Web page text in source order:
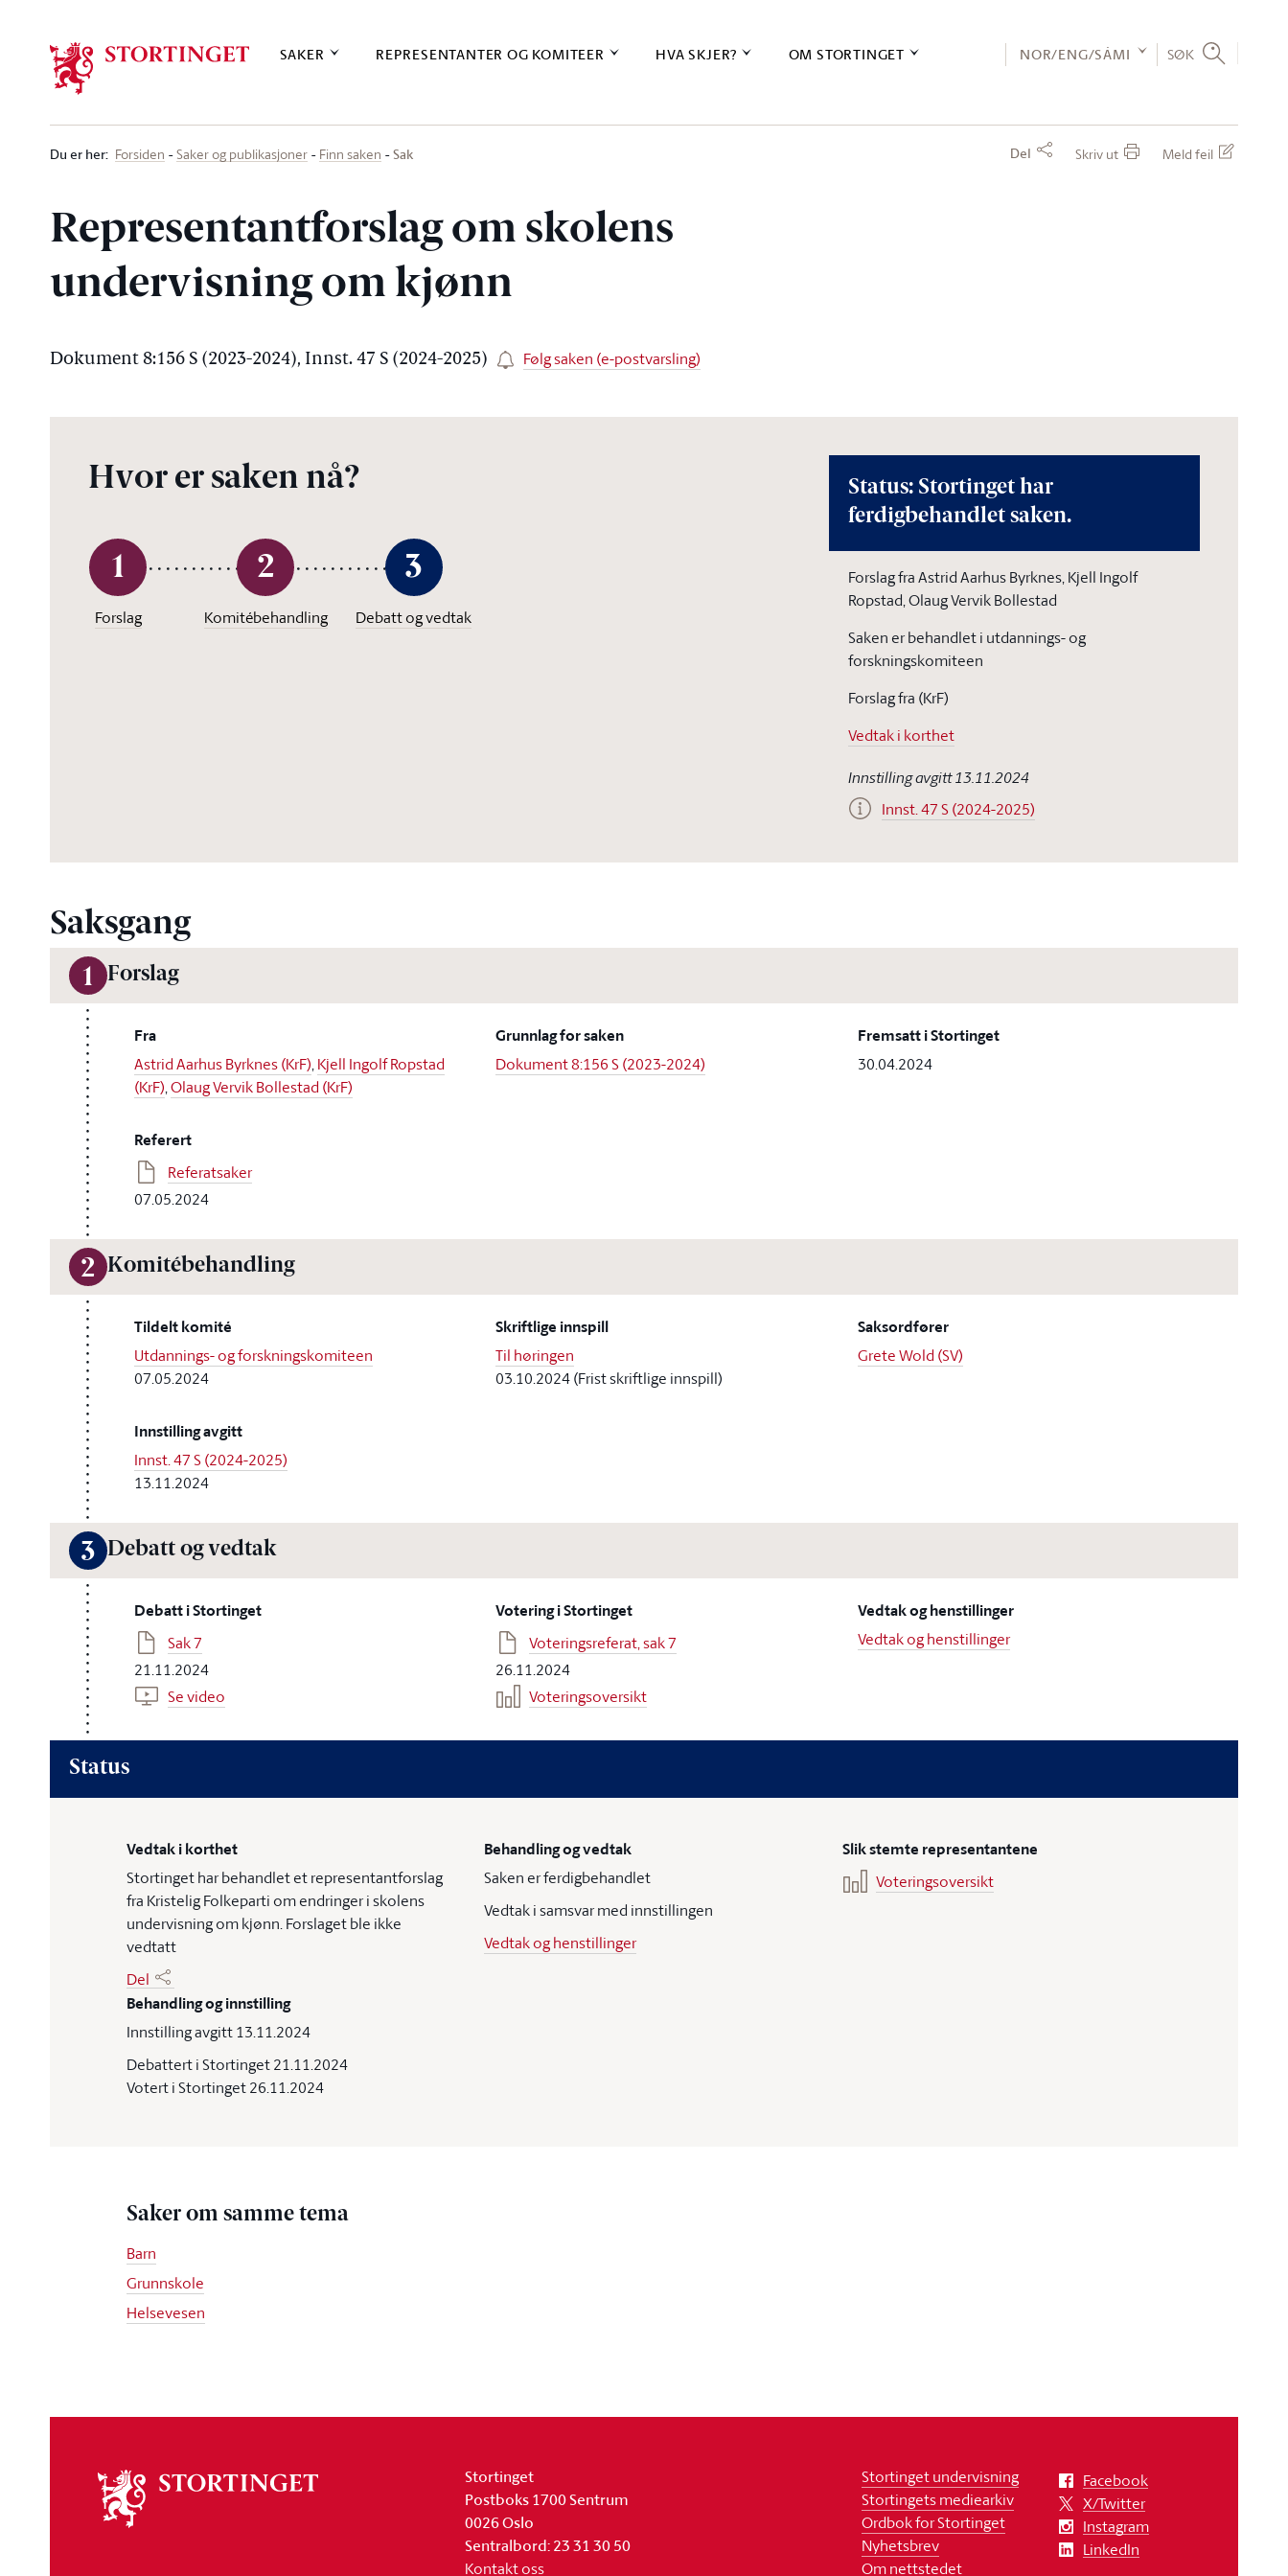
SAKER REPRESENTANTER OG KOMITEER HVA SKJER? OM STORTINGET NOR/ENG/SÁMI SØK
Du er her: Forsiden Saker og publikasjoner Finn saken Sak Del Skriv ut Meld feil
Representantforslag om skolens
undervisning om kjønn
Dokument 8:156 S (2023-2024), Innst. 47 S (2024-2025) Følg saken (e-postvarsling)
Hvor er saken nå?
1
Forslag
2
Komitébehandling
3
Debatt og vedtak
Status: Stortinget har
ferdigbehandlet saken.
Forslag fra Astrid Aarhus Byrknes, Kjell Ingolf
Ropstad, Olaug Vervik Bollestad
Saken er behandlet i utdannings- og
forskningskomiteen
Forslag fra (KrF)
Vedtak i korthet
Innstilling avgitt 13.11.2024
Innst. 47 S (2024-2025)
Saksgang
1 Forslag
Fra
Astrid Aarhus Byrknes (KrF),Kjell Ingolf Ropstad
(KrF),Olaug Vervik Bollestad (KrF)
Grunnlag for saken
Dokument 8:156 S (2023-2024)
Fremsatt i Stortinget
30.04.2024
Referert
Referatsaker
07.05.2024
2 Komitébehandling
Tildelt komité
Utdannings- og forskningskomiteen
07.05.2024
Skriftlige innspill
Til høringen
03.10.2024 (Frist skriftlige innspill)
Saksordfører
Grete Wold (SV)
Innstilling avgitt
Innst. 47 S (2024-2025)
13.11.2024
3 Debatt og vedtak
Debatt i Stortinget
Sak 7
21.11.2024
Se video
Votering i Stortinget
Voteringsreferat, sak 7
26.11.2024
Voteringsoversikt
Vedtak og henstillinger
Vedtak og henstillinger
Status
Vedtak i korthet
Stortinget har behandlet et representantforslag
fra Kristelig Folkeparti om endringer i skolens
undervisning om kjønn. Forslaget ble ikke
vedtatt
Del
Behandling og vedtak
Saken er ferdigbehandlet
Vedtak i samsvar med innstillingen
Vedtak og henstillinger
Slik stemte representantene
Voteringsoversikt
Behandling og innstilling
Innstilling avgitt 13.11.2024
Debattert i Stortinget 21.11.2024
Votert i Stortinget 26.11.2024
Saker om samme tema
Barn
Grunnskole
Helsevesen
stortinget
Stortinget
Postboks 1700 Sentrum
0026 Oslo
Sentralbord: 23 31 30 50
Kontakt oss
Stortinget undervisning
Stortingets mediearkiv
Ordbok for Stortinget
Nyhetsbrev
Om nettstedet
Facebook
X/Twitter
Instagram
LinkedIn